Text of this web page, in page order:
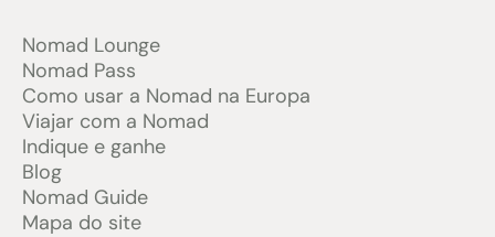
Nomad Lounge
Nomad Pass
Como usar a Nomad na Europa
Viajar com a Nomad
Indique e ganhe
Blog
Nomad Guide
Mapa do site